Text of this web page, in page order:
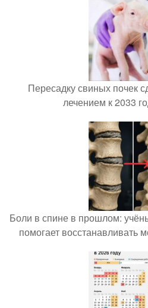
Пересадку свиных почек
лечением к 2033
Боли в спине в прошлом:
помогает восстанавливать